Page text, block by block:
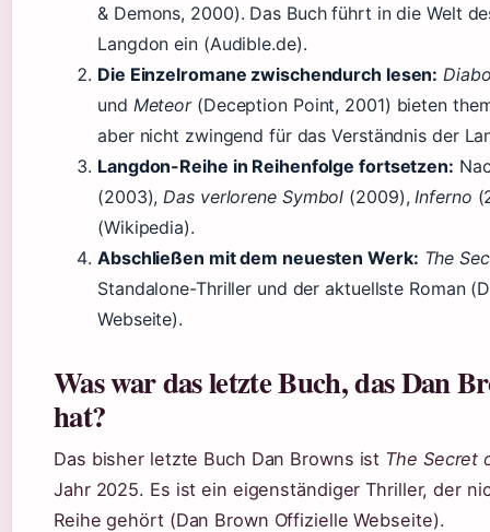
& Demons, 2000). Das Buch führt in die Welt
Langdon ein (Audible.de).
Die Einzelromane zwischendurch lesen:
und Meteor(Deception Point, 2001) bieten
aber nicht zwingend für das Verständnis der
Langdon-Reihe in Reihenfolge fortsetzen:
(2003), Das verlorene Symbol (2009), Inferno
(Wikipedia).
Abschließen mit dem neuesten Werk: The
Standalone-Thriller und der aktuellste Roman
Webseite).
Was war das letzte Buch, das Dan
hat?
Das bisher letzte Buch Dan Browns ist The Secret
Jahr 2025. Es ist ein eigenständiger Thriller, der
Reihe gehört (Dan Brown Offizielle Webseite).